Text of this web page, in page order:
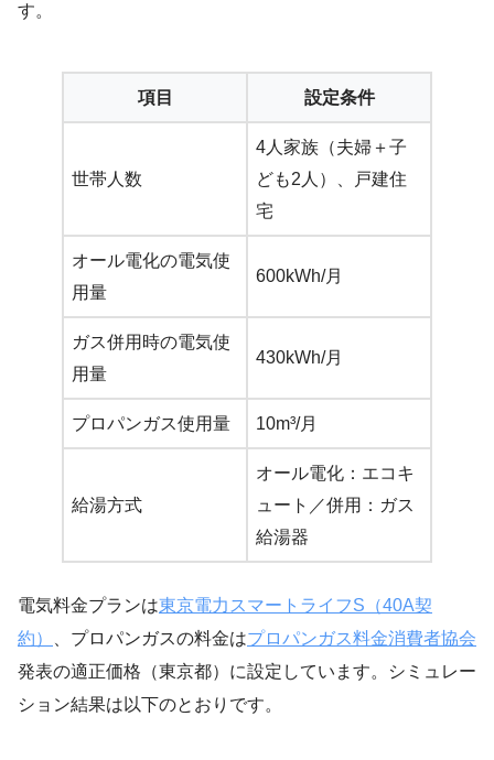
す。
項目 設定条件
世帯人数
4人家族（夫婦＋子
ども2人）、戸建住
宅
オール電化の電気使
用量
600kWh/月
ガス併用時の電気使
用量
430kWh/月
プロパンガス使用量 10m³/月
給湯方式
オール電化：エコキ
ュート／併用：ガス
給湯器
電気料金プランは東京電力スマートライフS（40A契
約）
、プロパンガスの料金はプロパンガス料金消費者協会
発表の適正価格（東京都）に設定しています。シミュレー
ション結果は以下のとおりです。